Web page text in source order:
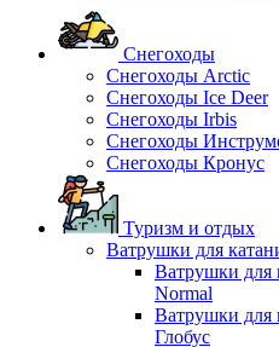
Снегоходы
Снегоходы Arctic
Снегоходы Ice Deer
Снегоходы Irbis
Снегоходы
Снегоходы Кронус
Туризм и отдых
Ватрушки для
Ватрушки для
Normal
Ватрушки для
Глобус